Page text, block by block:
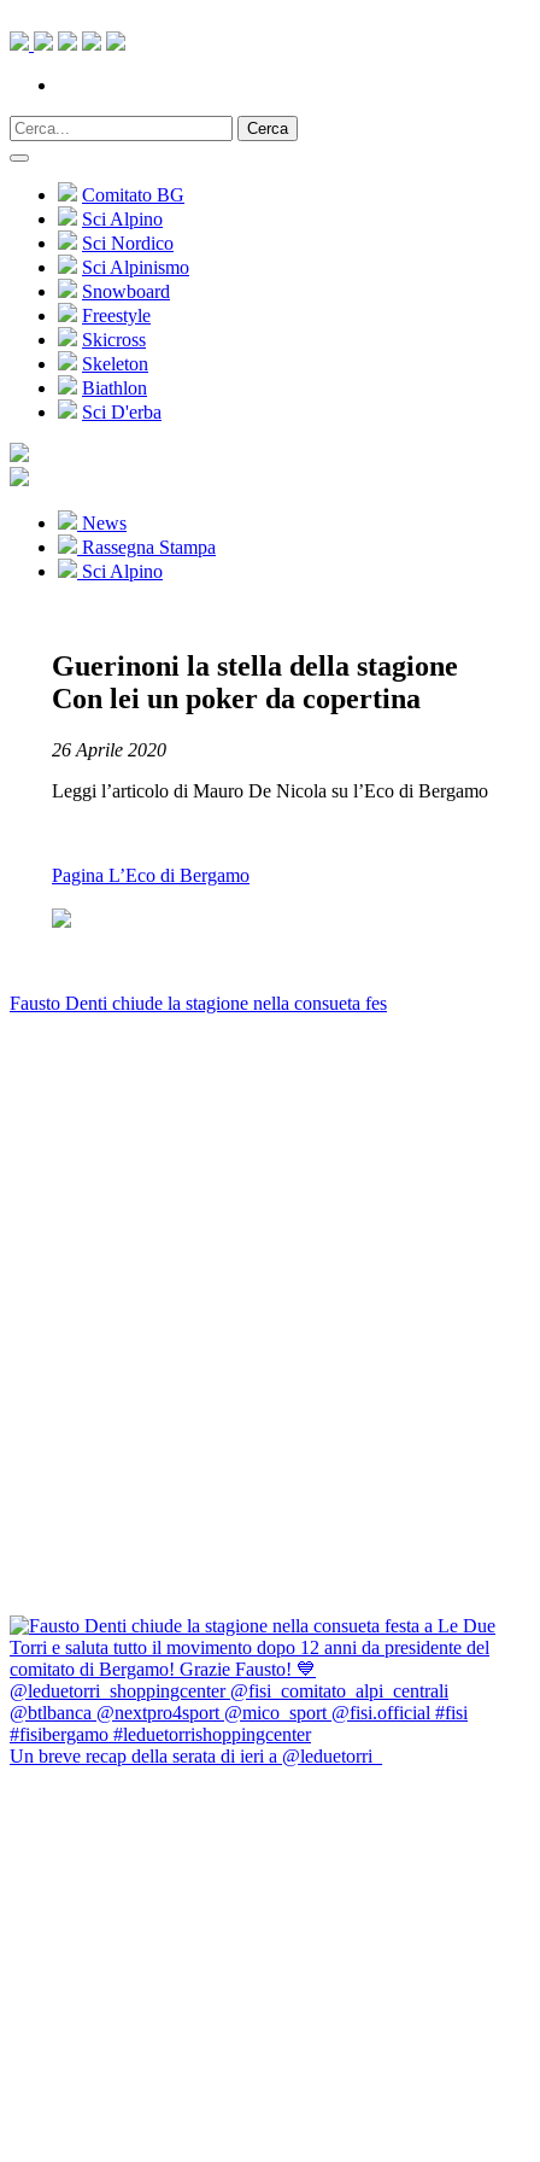
Cerca
Comitato BG
Sci Alpino
Sci Nordico
Sci Alpinismo
Snowboard
Freestyle
Skicross
Skeleton
Biathlon
Sci D'erba
News
Rassegna Stampa
Sci Alpino
Guerinoni la stella della stagione
Con lei un poker da copertina
26 Aprile 2020
Leggi l’articolo di Mauro De Nicola su l’Eco di Bergamo
Pagina L’Eco di Bergamo
Fausto Denti chiude la stagione nella consueta fes
Un breve recap della serata di ieri a @leduetorri_